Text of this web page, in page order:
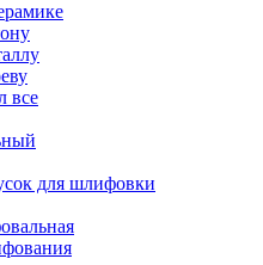
все
для шлифовки